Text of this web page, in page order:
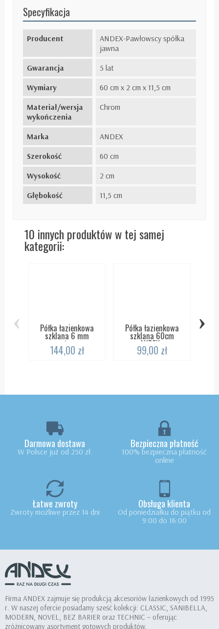
Specyfikacja
Producent
ANDEX-Pawłowscy spółka
jawna
Gwarancja
5 lat
Wymiary
60 cm x 2 cm x 11,5 cm
Materiał/wersja
wykończenia
Chrom
Marka
ANDEX
Szerokość
60 cm
Wysokość
2 cm
Głębokość
11,5 cm
10 innych produktów w tej samej
kategorii:
Półka łazienkowa
szklana 6 mm
narożna z...
144,00 zł
Półka łazienkowa
szklana 60cm
ANDEX...
99,00 zł
‹ ›
Darmowa dostawa
W Polsce już od 250 zł.
Bezpieczna płatność
100% bezpieczna płatność
online
Łatwe zwroty
Zwroty możliwe przez 14 dni
Obsługa klienta
Od poniedziałku do piątku od
9:00 do 16:00
Firma ANDEX zajmuje się produkcją akcesoriów łazienkowych od 1995
r. W naszej ofercie posiadamy sześć kolekcji: CLASSIC, SANIBELLA,
MODERN, NOVEL, BEZ BARIER oraz TECHNIC – oferując
zróżnicowany asortyment gotowych produktów.